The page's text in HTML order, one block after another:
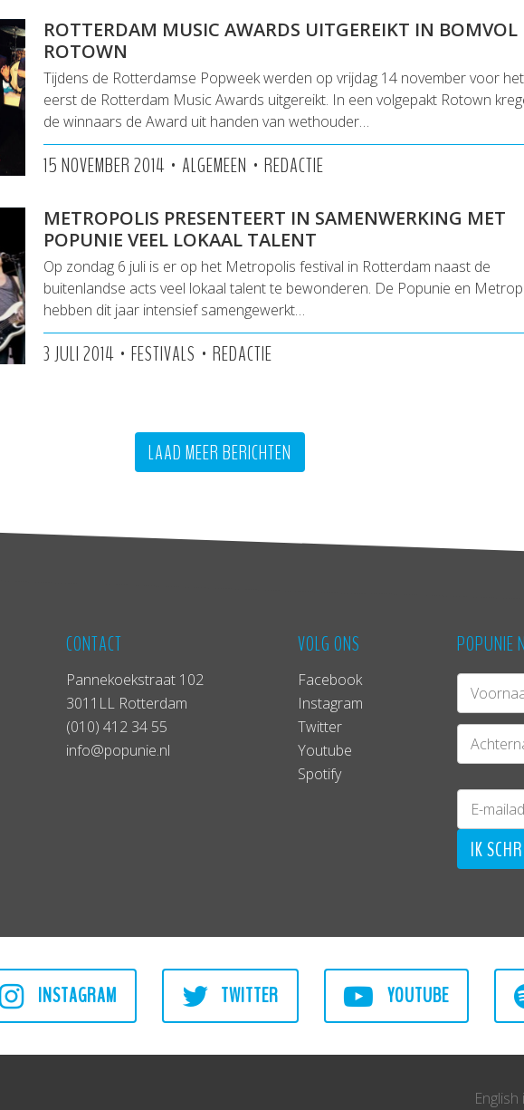
ROTTERDAM MUSIC AWARDS UITGEREIKT IN BOMVOL
ROTOWN
Tijdens de Rotterdamse Popweek werden op vrijdag 14 november voor het
eerst de Rotterdam Music Awards uitgereikt. In een volgepakt Rotown
de winnaars de Award uit handen van wethouder…
15 NOVEMBER 2014 • ALGEMEEN • REDACTIE
METROPOLIS PRESENTEERT IN SAMENWERKING MET
POPUNIE VEEL LOKAAL TALENT
Op zondag 6 juli is er op het Metropolis festival in Rotterdam naast de
buitenlandse acts veel lokaal talent te bewonderen. De Popunie en
hebben dit jaar intensief samengewerkt…
3 JULI 2014 • FESTIVALS • REDACTIE
LAAD MEER BERICHTEN
CONTACT
Pannekoekstraat 102
3011LL Rotterdam
(010) 412 34 55
info@popunie.nl
VOLG ONS
Facebook
Instagram
Twitter
Youtube
Spotify
POPUNIE
INSTAGRAM TWITTER YOUTUBE
English